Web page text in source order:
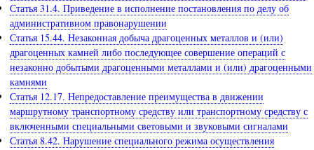
Статья 31.4. Приведение в исполнение постановления по делу об
административном правонарушении
Статья 15.44. Незаконная добыча драгоценных металлов и (или)
драгоценных камней либо последующее совершение операций с
незаконно добытыми драгоценными металлами и (или) драгоценными
камнями
Статья 12.17. Непредоставление преимущества в движении
маршрутному транспортному средству или транспортному средству с
включенными специальными световыми и звуковыми сигналами
Статья 8.42. Нарушение специального режима осуществления